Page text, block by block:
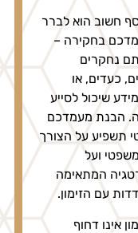
הוא לברר
בחקירה –
או
שיכול לסייע
מעמדכם
על הצורך
ועל
המתאימה
הזימון.
דחוף